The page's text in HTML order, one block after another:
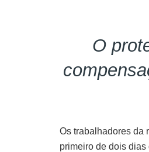
O
Os trabalhadores da
primeiro de dois